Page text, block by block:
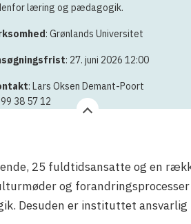
læring og pædagogik.
: Grønlands Universitet
: 27. juni 2026 12:00
: Lars Oksen Demant-Poort
38 57 12
25 fuldtidsansatte og en
og forandringsprocesser
Desuden er instituttet ansvarlig